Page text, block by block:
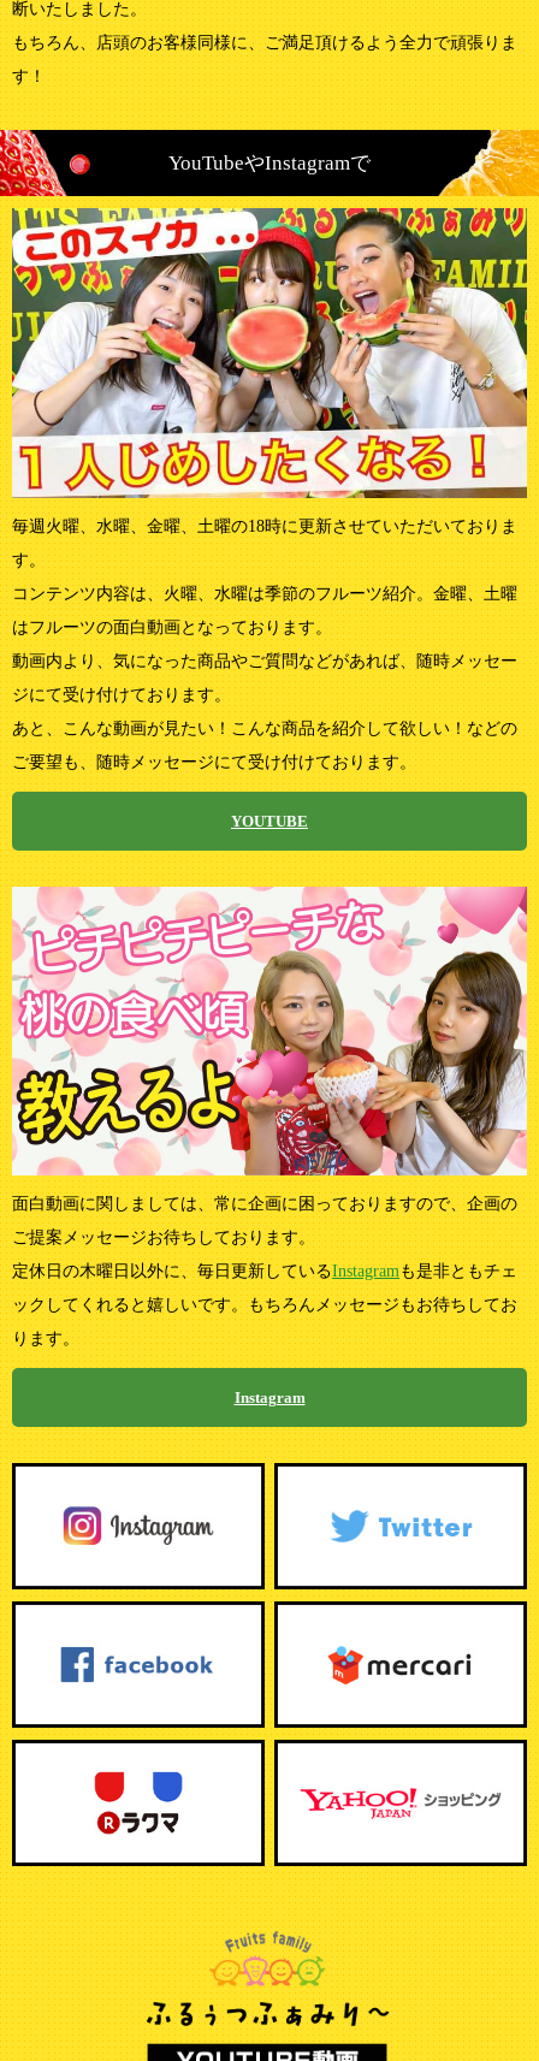
断いたしました。
もちろん、店頭のお客様同様に、ご満足頂けるよう全力で頑張りま
す！
YouTubeやInstagramで
毎週火曜、水曜、金曜、土曜の18時に更新させていただいておりま
す。
コンテンツ内容は、火曜、水曜は季節のフルーツ紹介。金曜、土曜
はフルーツの面白動画となっております。
動画内より、気になった商品やご質問などがあれば、随時メッセー
ジにて受け付けております。
あと、こんな動画が見たい！こんな商品を紹介して欲しい！などの
ご要望も、随時メッセージにて受け付けております。
YOUTUBE
面白動画に関しましては、常に企画に困っておりますので、企画の
ご提案メッセージお待ちしております。
定休日の木曜日以外に、毎日更新しているInstagramも是非ともチェ
ックしてくれると嬉しいです。もちろんメッセージもお待ちしてお
ります。
Instagram